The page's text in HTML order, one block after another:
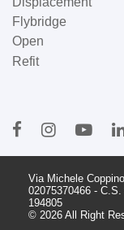
Flybridge
Open
Refit
Via Michele
02075370466 -
194805
© 2026 All Right